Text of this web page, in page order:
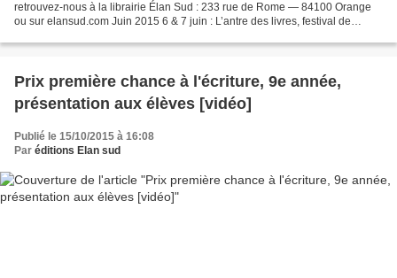
retrouvez-nous à la librairie Élan Sud : 233 rue de Rome — 84100 Orange
ou sur elansud.com Juin 2015 6 & 7 juin : L’antre des livres, festival de
Prix première chance à l'écriture, 9e année,
présentation aux élèves [vidéo]
Publié le 15/10/2015 à 16:08
Par éditions Elan sud